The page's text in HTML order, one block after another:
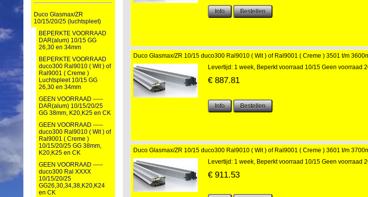
Duco Glasmax/ZR
10/15/20/25 (luchtspleet)
BEPERKTE VOORRAAD
DAR(alum) 10/15 GG
26,30 en 34mm
BEPERKTE VOORRAAD
duco300 Ral9010 ( Wit ) of
Ral9001 ( Creme )
Luchtspleet 10/15 GG
26,30 en 34mm
GEEN VOORRAAD -----
DAR(alum) 10/15/20/25
GG 38mm, K20,K25 en CK
GEEN VOORRAAD -----
duco300 Ral9010 ( Wit ) of
Ral9001 ( Creme )
10/15/20/25 GG 38mm,
K20,K25 en CK
GEEN VOORRAAD -----
duco300 Ral XXXX
10/15/20/25
GG26,30,34,38,K20,K24
en CK
Duco Glasmax/ZR 10/15 duco300 Ral9010 ( Wit ) of Ral9001 ( Creme ) 3501 t/m
Levertijd: 1 week, Beperkt voorraad 10/15 Geen voorraad
€ 887.81
Duco Glasmax/ZR 10/15 duco300 Ral9010 ( Wit ) of Ral9001 ( Creme ) 3601 t/m
Levertijd: 1 week, Beperkt voorraad 10/15 Geen voorraad
€ 911.53